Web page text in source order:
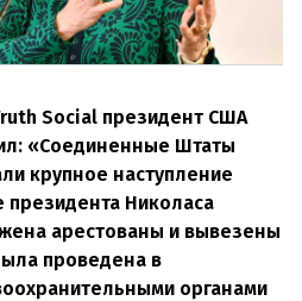
Social президент США
«Соединенные Штаты
крупное наступление
президента Николаса
арестованы и вывезены
проведена в
органами